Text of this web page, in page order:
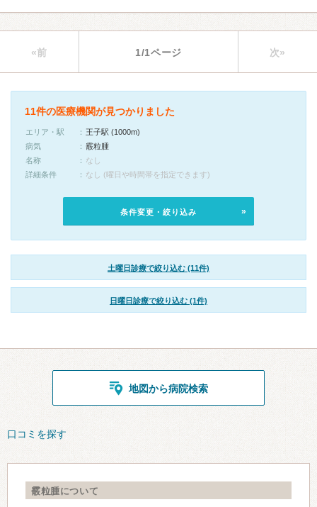
«前 1/1ページ 次»
11件の医療機関が見つかりました
エリア・駅
王子駅 (1000m)
病気
霰粒腫
名称
なし
詳細条件
なし (曜日や時間帯を指定できます)
条件変更・絞り込み
土曜日診療で絞り込む (11件)
日曜日診療で絞り込む (1件)
地図から病院検索
口コミを探す
霰粒腫について